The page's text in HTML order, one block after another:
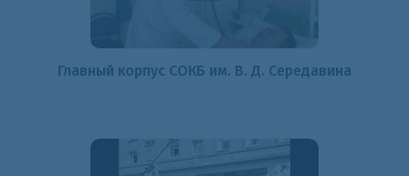
Главный корпус СОКБ им. В. Д. Середавина